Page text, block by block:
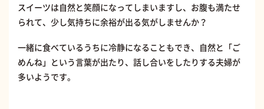
スイーツは自然と笑顔になってしまいますし、お腹も満たせ
られて、少し気持ちに余裕が出る気がしませんか？
一緒に食べているうちに冷静になることもでき、自然と「ご
めんね」という言葉が出たり、話し合いをしたりする夫婦が
多いようです。